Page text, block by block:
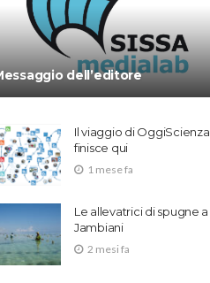
dell’editore
Il viaggio di OggiScienza
finisce qui
1 mese fa
Le allevatrici di spugne a
Jambiani
2 mesi fa